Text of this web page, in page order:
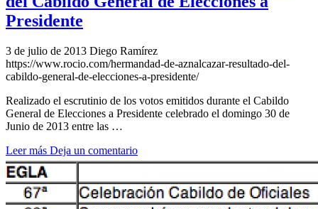
Presidente
3 de julio de 2013 Diego Ramírez
https://www.rocio.com/hermandad-de-aznalcazar-resultado-del-
cabildo-general-de-elecciones-a-presidente/
Realizado el escrutinio de los votos emitidos durante el Cabildo
General de Elecciones a Presidente celebrado el domingo 30 de
Junio de 2013 entre las …
Leer más Deja un comentario